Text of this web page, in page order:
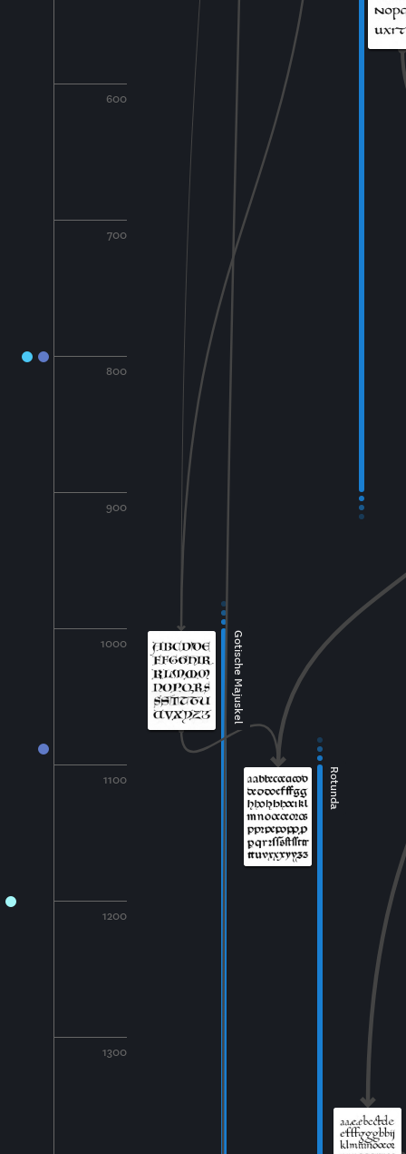
600
700
800
900
1000
1100
1200
1300
Gotische Majuskel
Rotunda